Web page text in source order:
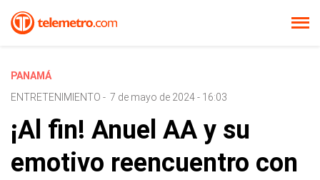
PANAMÁ
ENTRETENIMIENTO - 7 de mayo de 2024 - 16:03
¡Al fin! Anuel AA y su
emotivo reencuentro con